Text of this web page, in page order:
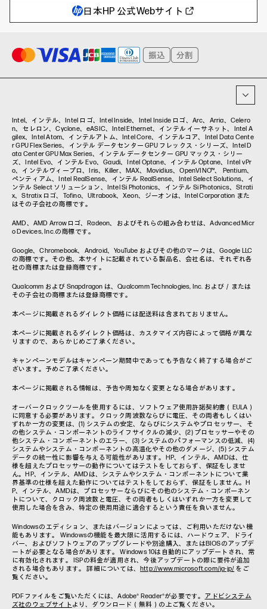
ハイブリッドワーク
プリンター
Poly
WXP（DEXツール）
タグ一覧
日本HP 公式Webサイト
Intel、インテル、Intel ロゴ、Intel Inside、Intel Inside ロゴ、Arc、Arria、Celero
n、セレロン、Cyclone、eASIC、Intel Ethernet、インテル イーサネット、Intel A
gilex、Intel Atom、インテルアトム、Intel Core、インテルコア、Intel Data Cente
r GPU Flex Series、インテル データセンター GPU フレックス・シリーズ、Intel D
ata Center GPU Max Series、インテル データセンター GPU マックス・シリー
ズ、Intel Evo、インテル Evo、Gaudi、Intel Optane、インテル Optane、Intel vPr
o、インテルヴィープロ、Iris、Killer、MAX、Movidius、OpenVINO™、 Pentium、
ペンティアム、Intel RealSense、インテル RealSense、Intel Select Solutions、イ
ンテル Select ソリューション、Intel Si Photonics、インテル Si Photonics、Strati
x、Stratix ロゴ、Tofino、Ultrabook、Xeon、ジーオンは、Intel Corporation また
はその子会社の商標です。
AMD、AMD Arrowロゴ、Radeon、およびそれらの組み合わせは、Advanced Micr
o Devices, Inc.の商標です。
Google、Chromebook、Android、YouTube およびその他のマークは、Google LLC
の商標です。その他、本サイトに記載されている製品名、会社名は、それぞれ各
社の商標または登録商標です。
Qualcomm および Snapdragon は、Qualcomm Technologies, Inc. および／または
その子会社の商標または登録商標です。
本ページに掲載されるダイレクト価格には配送料は含まれておりません。
本ページに掲載されるダイレクト価格は、カスタマイズ内容によって価格が異な
りますので、あらかじめご了承ください。
キャンペーンモデルはキャンペーン期間中であっても予告なく終了する場合がご
ざいます。予めご了承ください。
本ページに掲載される情報は、予告や周知なく変更となる場合があります。
オーバークロックツールを使用するには、ソフトウェア使用許諾契約書（EULA）
に同意する必要があります。クロック周波数ならびに電圧、その両者もしくはい
ずれか一方の変更は、(1) システムの安定、ならびにシステムやプロセッサー、そ
の他システム・コンポーネントのライフサイクルの減少、(2) プロセッサーやその
他システム・コンポーネントのエラー、(3) システムのパフォーマンスの低減、(4)
システムやシステム・コンポーネントの高温化やその他のダメージ、(5) システム
データの統一性に影響を与える可能性があります。HP、インテル、AMDは、仕
様を超えたプロセッサーの動作についてはテストをしておらず、保証をしませ
ん。HP、インテル、AMDは、システムやシステム・コンポーネントについて業
界基準の仕様を超えた動作についてはテストをしておらず、保証をしません。H
P、インテル、AMDは、プロセッサーならびにその他のシステム・コンポーネン
トについて、クロック周波数と電圧、その両者もしくはいずれか一方を変更して
使用した場合を含み、特定の使用用途に適合するという責任を負いません。
Windowsのエディション、またはバージョンによっては、ご利用いただけない機
能もあります。 Windowsの機能を最大限に活用するには、ハードウェア、ドライ
バー、およびソフトウェアのアップグレードや別途購入、またはBIOSのアップデ
ートが必要となる場合があります。 Windows 10は自動的にアップデートされ、常
に有効化されます。 ISPの料金が適用され、今後アップデートの際に要件が追加
される場合もあります。 詳細については、 http://www.microsoft.com/ja-jp/ をご
覧ください。
PDFファイルをご覧いただくには、Adobe® Reader®が必要です。 アドビシステム
ズ社のウェブサイト より、ダウンロード（無料）の上ご覧ください。